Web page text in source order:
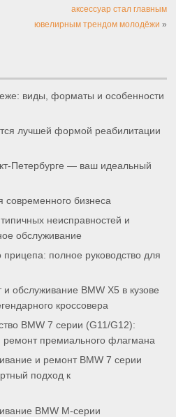
аксессуар стал главным
ювелирным трендом молодёжи »
виды, форматы и особенности
лучшей формой реабилитации
Петербурге — ваш идеальный
современного бизнеса
неисправностей и
обслуживание
прицепа: полное руководство для
обслуживание BMW X5 в кузове
кроссовера
BMW 7 серии (G11/G12):
ремонт премиального флагмана
и ремонт BMW 7 серии
подход к
BMW M-серии